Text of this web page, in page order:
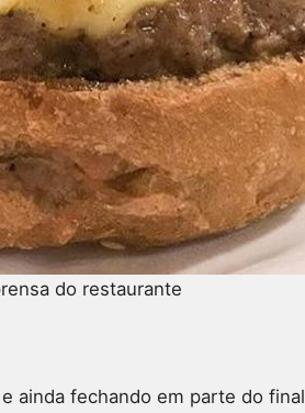
do restaurante
ainda fechando em parte do